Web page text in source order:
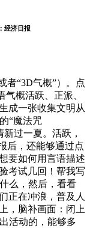
经济日报
“3D气概”）。点
气概活跃、正派、
成一张收集文明从
“魔法咒
过一夏。活跃，
后，还能够通过点
要如何用言语描述
考试几回！帮我写
么，然后，看看
正在冲浪，普及人
，脑补画面：闭上
活动的，能够多